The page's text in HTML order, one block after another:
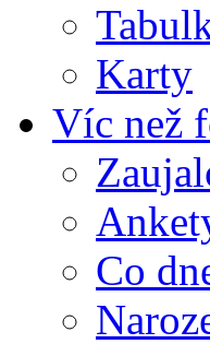
Karty
Víc než
Co